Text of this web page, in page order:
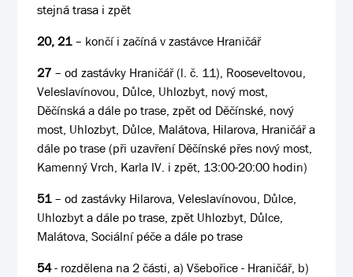
stejná trasa i zpět
20, 21– končí i začíná v zastávce Hraničář
27 – od zastávky Hraničář (l. č. 11), Rooseveltovou,
Veleslavínovou, Důlce, Uhlozbyt, nový most,
Děčínská a dále po trase, zpět od Děčínské, nový
most, Uhlozbyt, Důlce, Malátova, Hilarova, Hraničář a
dále po trase (při uzavření Děčínské přes nový most,
Kamenný Vrch, Karla IV. i zpět, 13:00-20:00 hodin)
51– od zastávky Hilarova, Veleslavínovou, Důlce,
Uhlozbyt a dále po trase, zpět Uhlozbyt, Důlce,
Malátova, Sociální péče a dále po trase
54- rozdělena na 2 části, a) Všebořice - Hraničář, b)